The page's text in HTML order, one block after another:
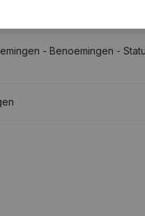
- Benoemingen -